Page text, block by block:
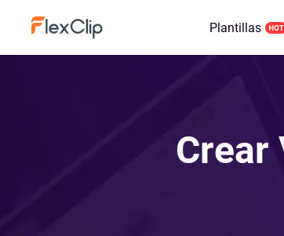
Plantillas
Crear